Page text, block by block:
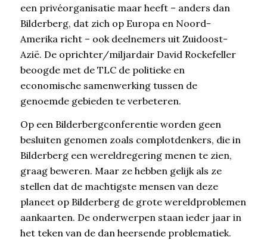
een privéorganisatie maar heeft – anders dan
Bilderberg, dat zich op Europa en Noord-
Amerika richt – ook deelnemers uit Zuidoost-
Azië. De oprichter/miljardair David Rockefeller
beoogde met de TLC de politieke en
economische samenwerking tussen de
genoemde gebieden te verbeteren.
Op een Bilderbergconferentie worden geen
besluiten genomen zoals complotdenkers, die in
Bilderberg een wereldregering menen te zien,
graag beweren. Maar ze hebben gelijk als ze
stellen dat de machtigste mensen van deze
planeet op Bilderberg de grote wereldproblemen
aankaarten. De onderwerpen staan ieder jaar in
het teken van de dan heersende problematiek.